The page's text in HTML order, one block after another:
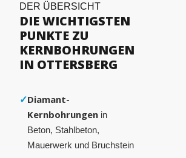
DER ÜBERSICHT
DIE WICHTIGSTEN
PUNKTE ZU
KERNBOHRUNGEN
IN OTTERSBERG
✓Diamant-
Kernbohrungen in
Beton, Stahlbeton,
Mauerwerk und Bruchstein